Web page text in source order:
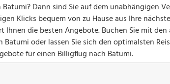
Dann sind Sie auf dem unabhängigen
Klicks bequem von zu Hause aus Ihre
Ihnen die besten Angebote. Buchen Sie mit
oder lassen Sie sich den optimalsten
für einen Billigflug nach Batumi.